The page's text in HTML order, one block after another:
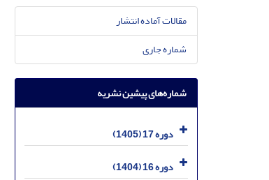
مقالات آماده انتشار
شماره جاری
شماره‌های پیشین نشریه
دوره 17 (1405)
دوره 16 (1404)